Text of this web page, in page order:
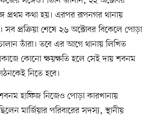
প্রথম কথা হয়। এরপর রূপনগর থানায়
প্রক্রিয়া শেষে ২৬ অক্টোবর বিকেলে পোড়া
তাঁরা। তবে এর আগে থানায় লিখিত
কোনো ক্ষয়ক্ষতি হলে সেই দায় শবনম
নিতে হবে।
হাফিজ নিজেও পোড়া কারখানায়
মার্জিয়ার পরিবারের সদস্য, স্থানীয়